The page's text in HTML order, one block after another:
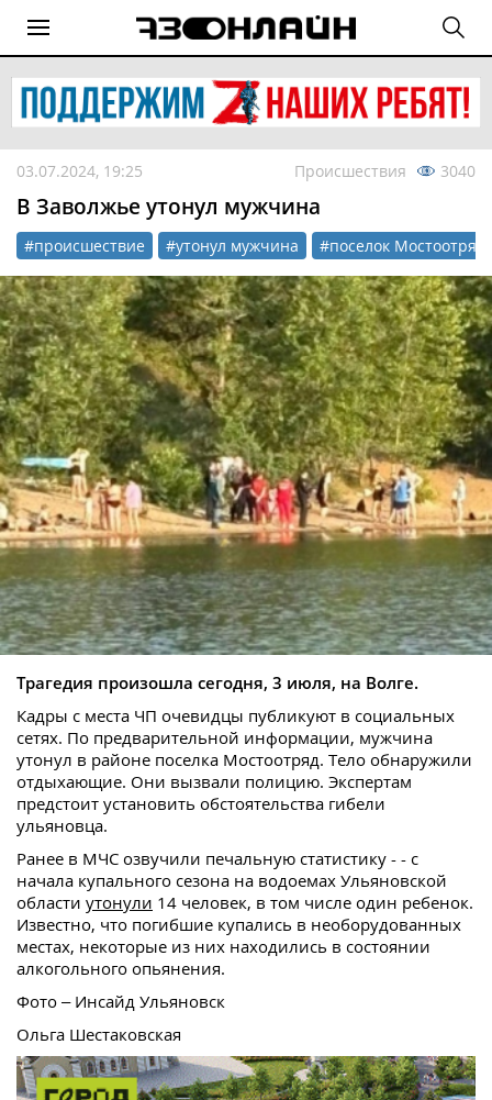
03.07.2024, 19:25 Происшествия 3040
В Заволжье утонул мужчина
#происшествие #утонул мужчина #поселок Мостоотряд
Трагедия произошла сегодня, 3 июля, на Волге.
Кадры с места ЧП очевидцы публикуют в социальных
сетях. По предварительной информации, мужчина
утонул в районе поселка Мостоотряд. Тело обнаружили
отдыхающие. Они вызвали полицию. Экспертам
предстоит установить обстоятельства гибели
ульяновца.
Ранее в МЧС озвучили печальную статистику - - с
начала купального сезона на водоемах Ульяновской
области утонули 14 человек, в том числе один ребенок.
Известно, что погибшие купались в необорудованных
местах, некоторые из них находились в состоянии
алкогольного опьянения.
Фото – Инсайд Ульяновск
Ольга Шестаковская